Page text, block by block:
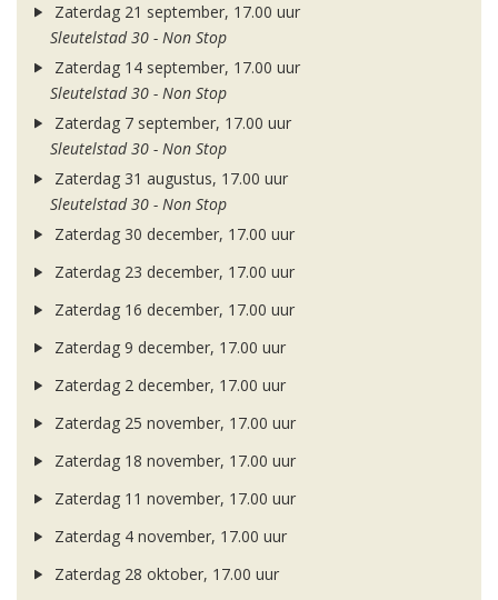
Zaterdag 21 september, 17.00 uur
Sleutelstad 30 - Non Stop
Zaterdag 14 september, 17.00 uur
Sleutelstad 30 - Non Stop
Zaterdag 7 september, 17.00 uur
Sleutelstad 30 - Non Stop
Zaterdag 31 augustus, 17.00 uur
Sleutelstad 30 - Non Stop
Zaterdag 30 december, 17.00 uur
Zaterdag 23 december, 17.00 uur
Zaterdag 16 december, 17.00 uur
Zaterdag 9 december, 17.00 uur
Zaterdag 2 december, 17.00 uur
Zaterdag 25 november, 17.00 uur
Zaterdag 18 november, 17.00 uur
Zaterdag 11 november, 17.00 uur
Zaterdag 4 november, 17.00 uur
Zaterdag 28 oktober, 17.00 uur